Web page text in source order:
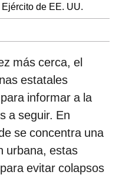
de EE. UU.
más cerca, el
estatales
informar a la
a seguir. En
se concentra una
urbana, estas
evitar colapsos